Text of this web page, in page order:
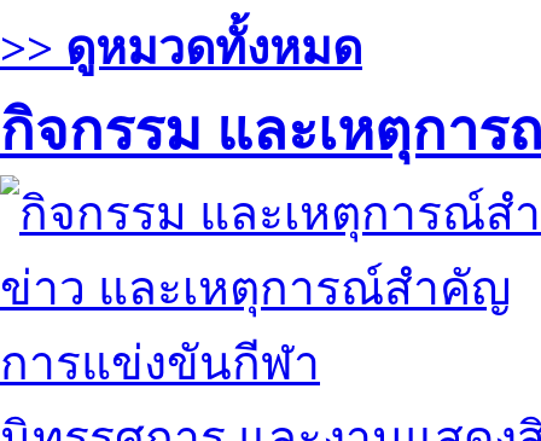
>> ดูหมวดทั้งหมด
กิจกรรม และเหตุกา
ข่าว และเหตุการณ์สำคัญ
การแข่งขันกีฬา